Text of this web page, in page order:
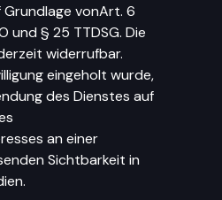
Grundlage vonArt. 6
und § 25 TTDSG. Die
widerrufbar.
eingeholt wurde,
des Dienstes auf
an einer
Sichtbarkeit in